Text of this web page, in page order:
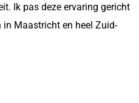
Ik pas deze ervaring gericht
Maastricht en heel Zuid-